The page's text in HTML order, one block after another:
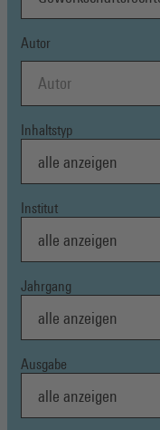
Autor
Inhaltstyp
Institut
Jahrgang
Ausgabe